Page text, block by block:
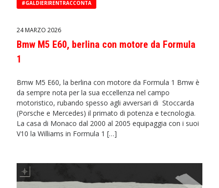
#GALDIERIRENTRACCONTA
24 MARZO 2026
Bmw M5 E60, berlina con motore da Formula
1
Bmw M5 E60, la berlina con motore da Formula 1 Bmw è
da sempre nota per la sua eccellenza nel campo
motoristico, rubando spesso agli avversari di Stoccarda
(Porsche e Mercedes) il primato di potenza e tecnologia.
La casa di Monaco dal 2000 al 2005 equipaggia con i suoi
V10 la Williams in Formula 1 […]